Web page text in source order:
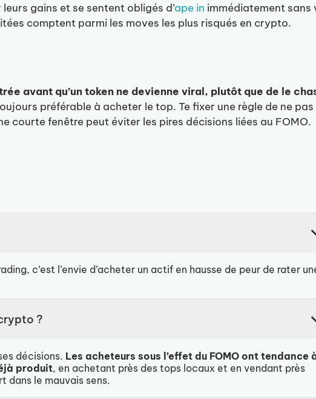
gains et se sentent obligés d’ape in immédiatement sans
comptent parmi les moves les plus risqués en crypto.
avant qu’un token ne devienne viral, plutôt que de le
préférable à acheter le top. Te fixer une règle de ne
courte fenêtre peut éviter les pires décisions liées au FOMO.
c’est l’envie d’acheter un actif en hausse de peur de rater
?
décisions. Les acheteurs sous l’effet du FOMO ont tendance
produit, en achetant près des tops locaux et en vendant près
dans le mauvais sens.